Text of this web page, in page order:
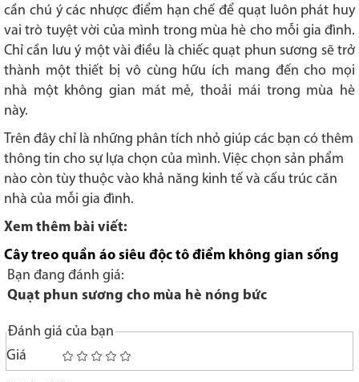
cần chú ý các nhược điểm hạn chế để quạt luôn phát huy
vai trò tuyệt vời của mình trong mùa hè cho mỗi gia đình.
Chỉ cần lưu ý một vài điều là chiếc quạt phun sương sẽ trở
thành một thiết bị vô cùng hữu ích mang đến cho mọi
nhà một không gian mát mẻ, thoải mái trong mùa hè
này.
Trên đây chỉ là những phân tích nhỏ giúp các bạn có thêm
thông tin cho sự lựa chọn của mình. Việc chọn sản phẩm
nào còn tùy thuộc vào khả năng kinh tế và cấu trúc căn
nhà của mỗi gia đình.
Xem thêm bài viết:
Cây treo quần áo siêu độc tô điểm không gian sống
Bạn đang đánh giá:
Quạt phun sương cho mùa hè nóng bức
Đánh giá của bạn
Giá
1
2
3
4
5